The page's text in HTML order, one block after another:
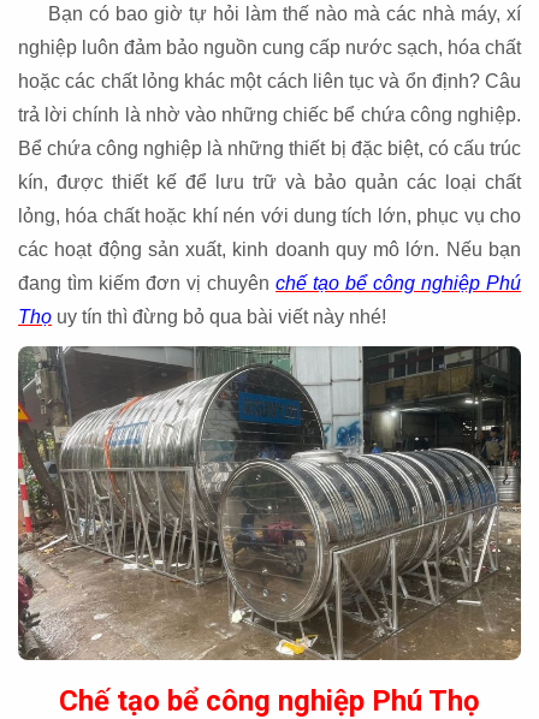
Bạn có bao giờ tự hỏi làm thế nào mà các nhà máy, xí
nghiệp luôn đảm bảo nguồn cung cấp nước sạch, hóa chất
hoặc các chất lỏng khác một cách liên tục và ổn định? Câu
trả lời chính là nhờ vào những chiếc bể chứa công nghiệp.
Bể chứa công nghiệp là những thiết bị đặc biệt, có cấu trúc
kín, được thiết kế để lưu trữ và bảo quản các loại chất
lỏng, hóa chất hoặc khí nén với dung tích lớn, phục vụ cho
các hoạt động sản xuất, kinh doanh quy mô lớn. Nếu bạn
đang tìm kiếm đơn vị chuyên chế tạo bể công nghiệp Phú
Thọ uy tín thì đừng bỏ qua bài viết này nhé!
Chế tạo bể công nghiệp Phú Thọ